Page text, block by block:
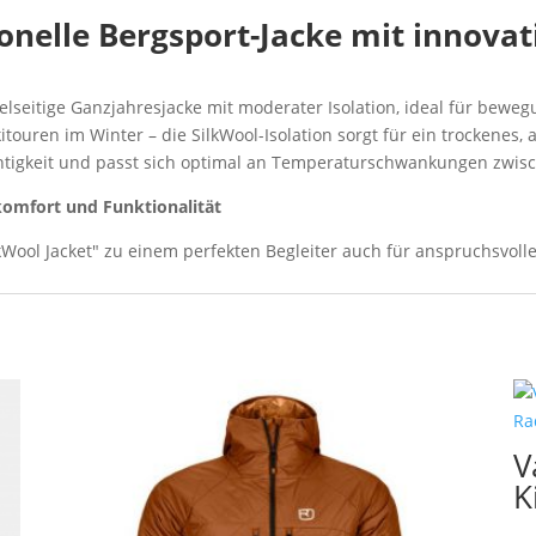
Menge
Bergsport-Jacke mit
Ganzjahresjacke mit moderater Isolation, ideal für
im Winter – die SilkWool-Isolation sorgt für ein trockenes,
und passt sich optimal an Temperaturschwankungen
und Funktionalität
Jacket" zu einem perfekten Begleiter auch für